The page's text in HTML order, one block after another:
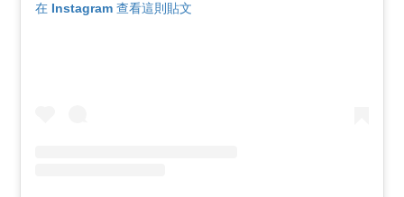
在 Instagram 查看這則貼文